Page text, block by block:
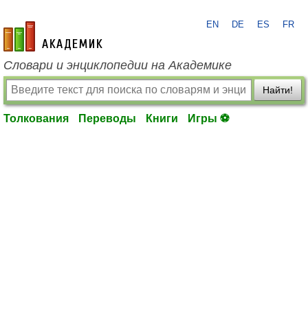
academic.ru
EN DE ES FR
Словари и энциклопедии на Академике
Найти!
Толкования Переводы Книги Игры ⚽